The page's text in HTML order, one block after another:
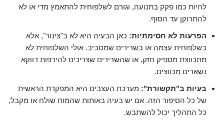
להיות כמו פקק בתנועה, וגורם לשלפוחית להתאמץ מדי או לא
להתרוקן עד הסוף.
הפרעות לא חסימתיות: כאן הבעיה היא לא ב"צינור", אלא
בשלפוחית עצמה או בשרירים שמסביב. אולי השלפוחית לא
מתכווצת מספיק חזק, או שהשרירים שצריכים להירפות דווקא
נשארים מכווצים.
בעיות ב"תקשורת": מערכת העצבים היא המפקדת הראשית
של כל הסיפור הזה. אם יש בעיה באותות שהמוח שולח או מקבל,
כל התהליך יכול להשתבש.